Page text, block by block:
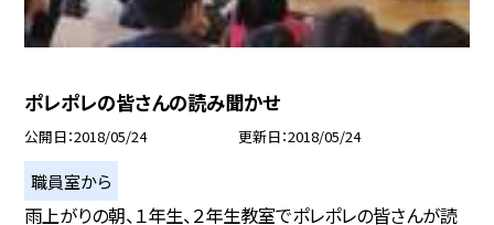
ポレポレの皆さんの読み聞かせ
公開日 2018/05/24 更新日 2018/05/24
職員室から
雨上がりの朝、１年生、２年生教室でポレポレの皆さんが読